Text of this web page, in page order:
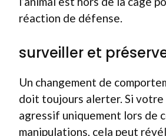
réaction de défense.
surveiller et
Un changement de
doit toujours alerter. Si
agressif uniquement lors de
manipulations, cela peut